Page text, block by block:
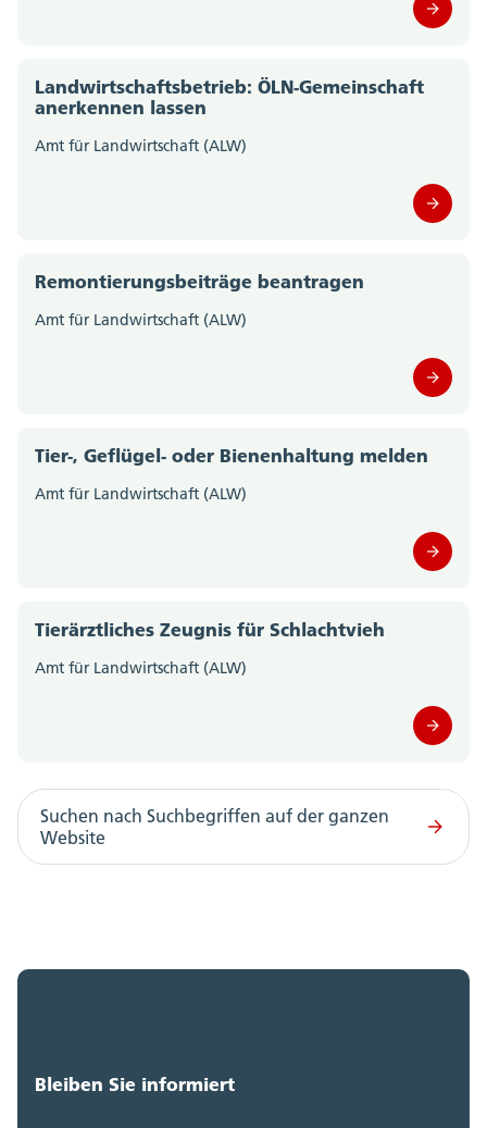
Landwirtschaftsbetrieb: ÖLN-Gemeinschaft
anerkennen lassen
Amt für Landwirtschaft (ALW)
Remontierungsbeiträge beantragen
Amt für Landwirtschaft (ALW)
Tier-, Geflügel- oder Bienenhaltung melden
Amt für Landwirtschaft (ALW)
Tierärztliches Zeugnis für Schlachtvieh
Amt für Landwirtschaft (ALW)
Suchen nach Suchbegriffen auf der ganzen
Website
Bleiben Sie informiert